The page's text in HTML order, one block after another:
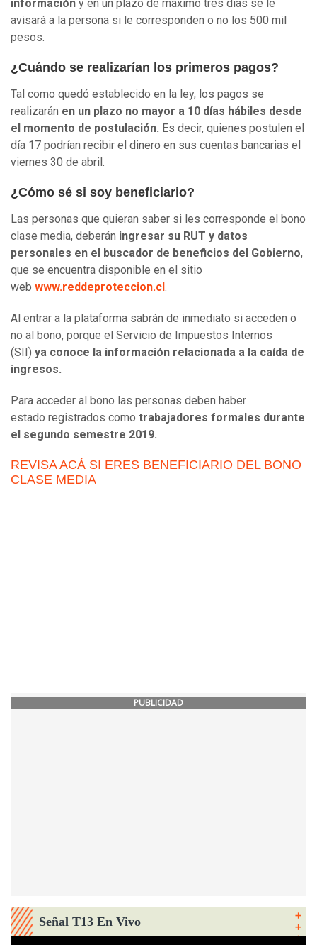
información y en un plazo de máximo tres días se le
avisará a la persona si le corresponden o no los 500 mil
pesos.
¿Cuándo se realizarían los primeros pagos?
Tal como quedó establecido en la ley, los pagos se
realizarán en un plazo no mayor a 10 días hábiles desde
el momento de postulación. Es decir, quienes postulen el
día 17 podrían recibir el dinero en sus cuentas bancarias el
viernes 30 de abril.
¿Cómo sé si soy beneficiario?
Las personas que quieran saber si les corresponde el bono
clase media, deberán ingresar su RUT y datos
personales en el buscador de beneficios del Gobierno,
que se encuentra disponible en el sitio
web www.reddeproteccion.cl .
Al entrar a la plataforma sabrán de inmediato si acceden o
no al bono, porque el Servicio de Impuestos Internos
(SII) ya conoce la información relacionada a la caída de
ingresos.
Para acceder al bono las personas deben haber
estado registrados como trabajadores formales durante
el segundo semestre 2019.
REVISA ACÁ SI ERES BENEFICIARIO DEL BONO
CLASE MEDIA
PUBLICIDAD
Señal T13 En Vivo